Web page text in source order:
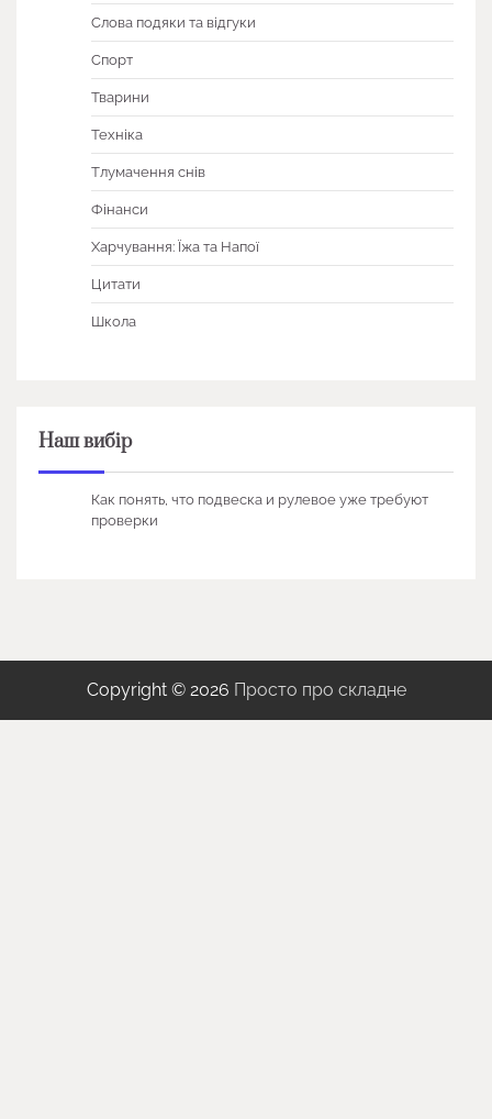
Слова подяки та відгуки
Спорт
Тварини
Техніка
Тлумачення снів
Фінанси
Харчування: Їжа та Напої
Цитати
Школа
Наш вибір
Как понять, что подвеска и рулевое уже требуют
проверки
Copyright © 2026 Просто про складне